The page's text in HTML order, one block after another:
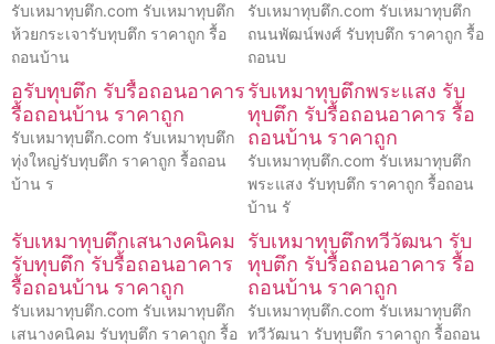
รับเหมาทุบตึก.com รับเหมาทุบตึก
ห้วยกระเจารับทุบตึก ราคาถูก รื้อ
ถอนบ้าน
รับเหมาทุบตึก.com รับเหมาทุบตึก
ถนนพัฒน์พงศ์ รับทุบตึก ราคาถูก รื้อ
ถอนบ
อรับทุบตึก รับรื้อถอนอาคาร
รื้อถอนบ้าน ราคาถูก
รับเหมาทุบตึก.com รับเหมาทุบตึก
ทุ่งใหญ่รับทุบตึก ราคาถูก รื้อถอน
บ้าน ร
รับเหมาทุบตึกพระแสง รับ
ทุบตึก รับรื้อถอนอาคาร รื้อ
ถอนบ้าน ราคาถูก
รับเหมาทุบตึก.com รับเหมาทุบตึก
พระแสง รับทุบตึก ราคาถูก รื้อถอน
บ้าน รั
รับเหมาทุบตึกเสนางคนิคม
รับทุบตึก รับรื้อถอนอาคาร
รื้อถอนบ้าน ราคาถูก
รับเหมาทุบตึก.com รับเหมาทุบตึก
เสนางคนิคม รับทุบตึก ราคาถูก รื้อ
รับเหมาทุบตึกทวีวัฒนา รับ
ทุบตึก รับรื้อถอนอาคาร รื้อ
ถอนบ้าน ราคาถูก
รับเหมาทุบตึก.com รับเหมาทุบตึก
ทวีวัฒนา รับทุบตึก ราคาถูก รื้อถอน